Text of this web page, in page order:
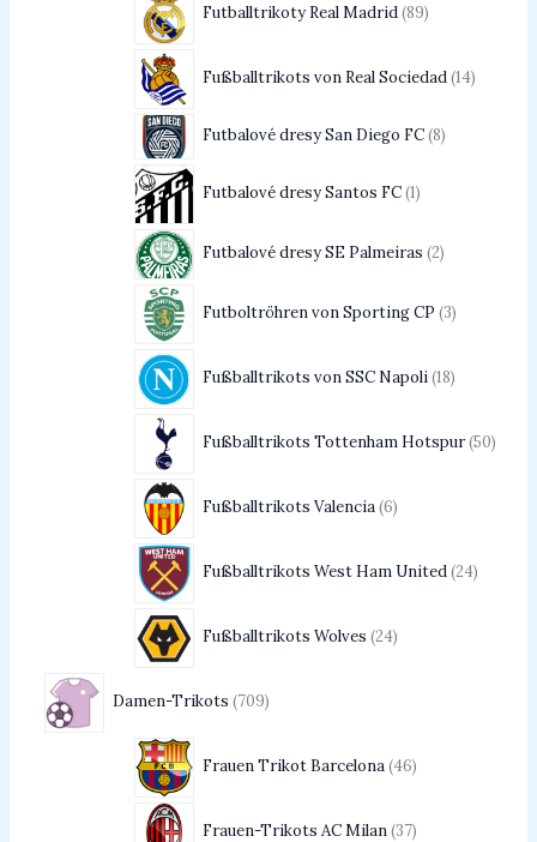
Futballtrikoty Real Madrid 89
Fußballtrikots von Real Sociedad 14
Futbalové dresy San Diego FC 8
Futbalové dresy Santos FC 1
Futbalové dresy SE Palmeiras 2
Futboltröhren von Sporting CP 3
Fußballtrikots von SSC Napoli 18
Fußballtrikots Tottenham Hotspur 50
Fußballtrikots Valencia 6
Fußballtrikots West Ham United 24
Fußballtrikots Wolves 24
Damen-Trikots 709
Frauen Trikot Barcelona 46
Frauen-Trikots AC Milan 37